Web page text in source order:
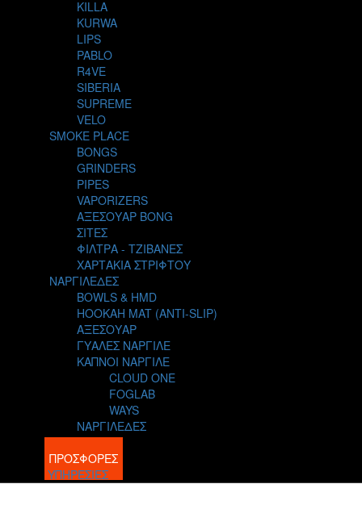
KILLA
KURWA
LIPS
PABLO
R4VE
SIBERIA
SUPREME
VELO
SMOKE PLACE
BONGS
GRINDERS
PIPES
VAPORIZERS
ΑΞΕΣΟΥΑΡ BONG
ΣΙΤΕΣ
ΦΙΛΤΡΑ - ΤΖΙΒΑΝΕΣ
ΧΑΡΤΑΚΙΑ ΣΤΡΙΦΤΟΥ
ΝΑΡΓΙΛΕΔΕΣ
BOWLS & HMD
HOOKAH MAT (ANTI-SLIP)
ΑΞΕΣΟΥΑΡ
ΓΥΑΛΕΣ ΝΑΡΓΙΛΕ
ΚΑΠΝΟΙ ΝΑΡΓΙΛΕ
CLOUD ONE
FOGLAB
WAYS
ΝΑΡΓΙΛΕΔΕΣ
BLOG
ΠΡΟΣΦΟΡΕΣ
ΥΠΗΡΕΣΙΕΣ